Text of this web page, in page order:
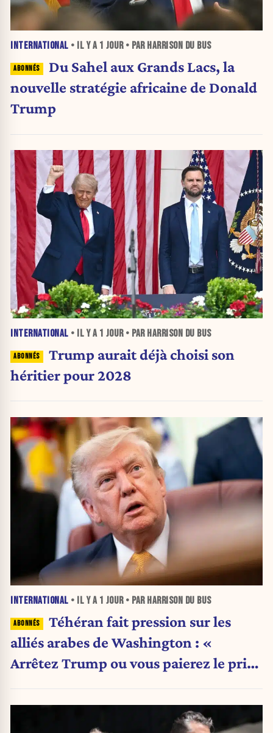
INTERNATIONAL • IL Y A 1 JOUR• PAR HARRISON DU BUS
Du Sahel aux Grands Lacs, la
nouvelle stratégie africaine de Donald
Trump
INTERNATIONAL • IL Y A 1 JOUR• PAR HARRISON DU BUS
Trump aurait déjà choisi son
héritier pour 2028
INTERNATIONAL • IL Y A 1 JOUR• PAR HARRISON DU BUS
Téhéran fait pression sur les
alliés arabes de Washington : «
Arrêtez Trump ou vous paierez le prix